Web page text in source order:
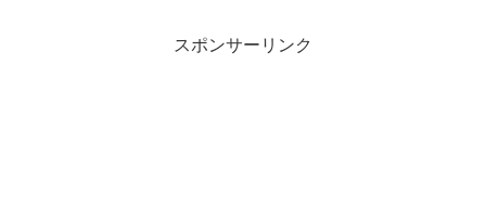
スポンサーリンク